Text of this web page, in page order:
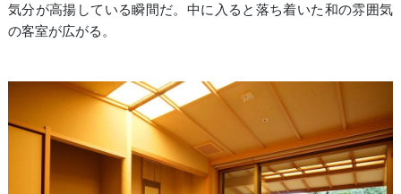
気分が高揚している瞬間だ。中に入ると落ち着いた和の雰囲気
の客室が広がる。